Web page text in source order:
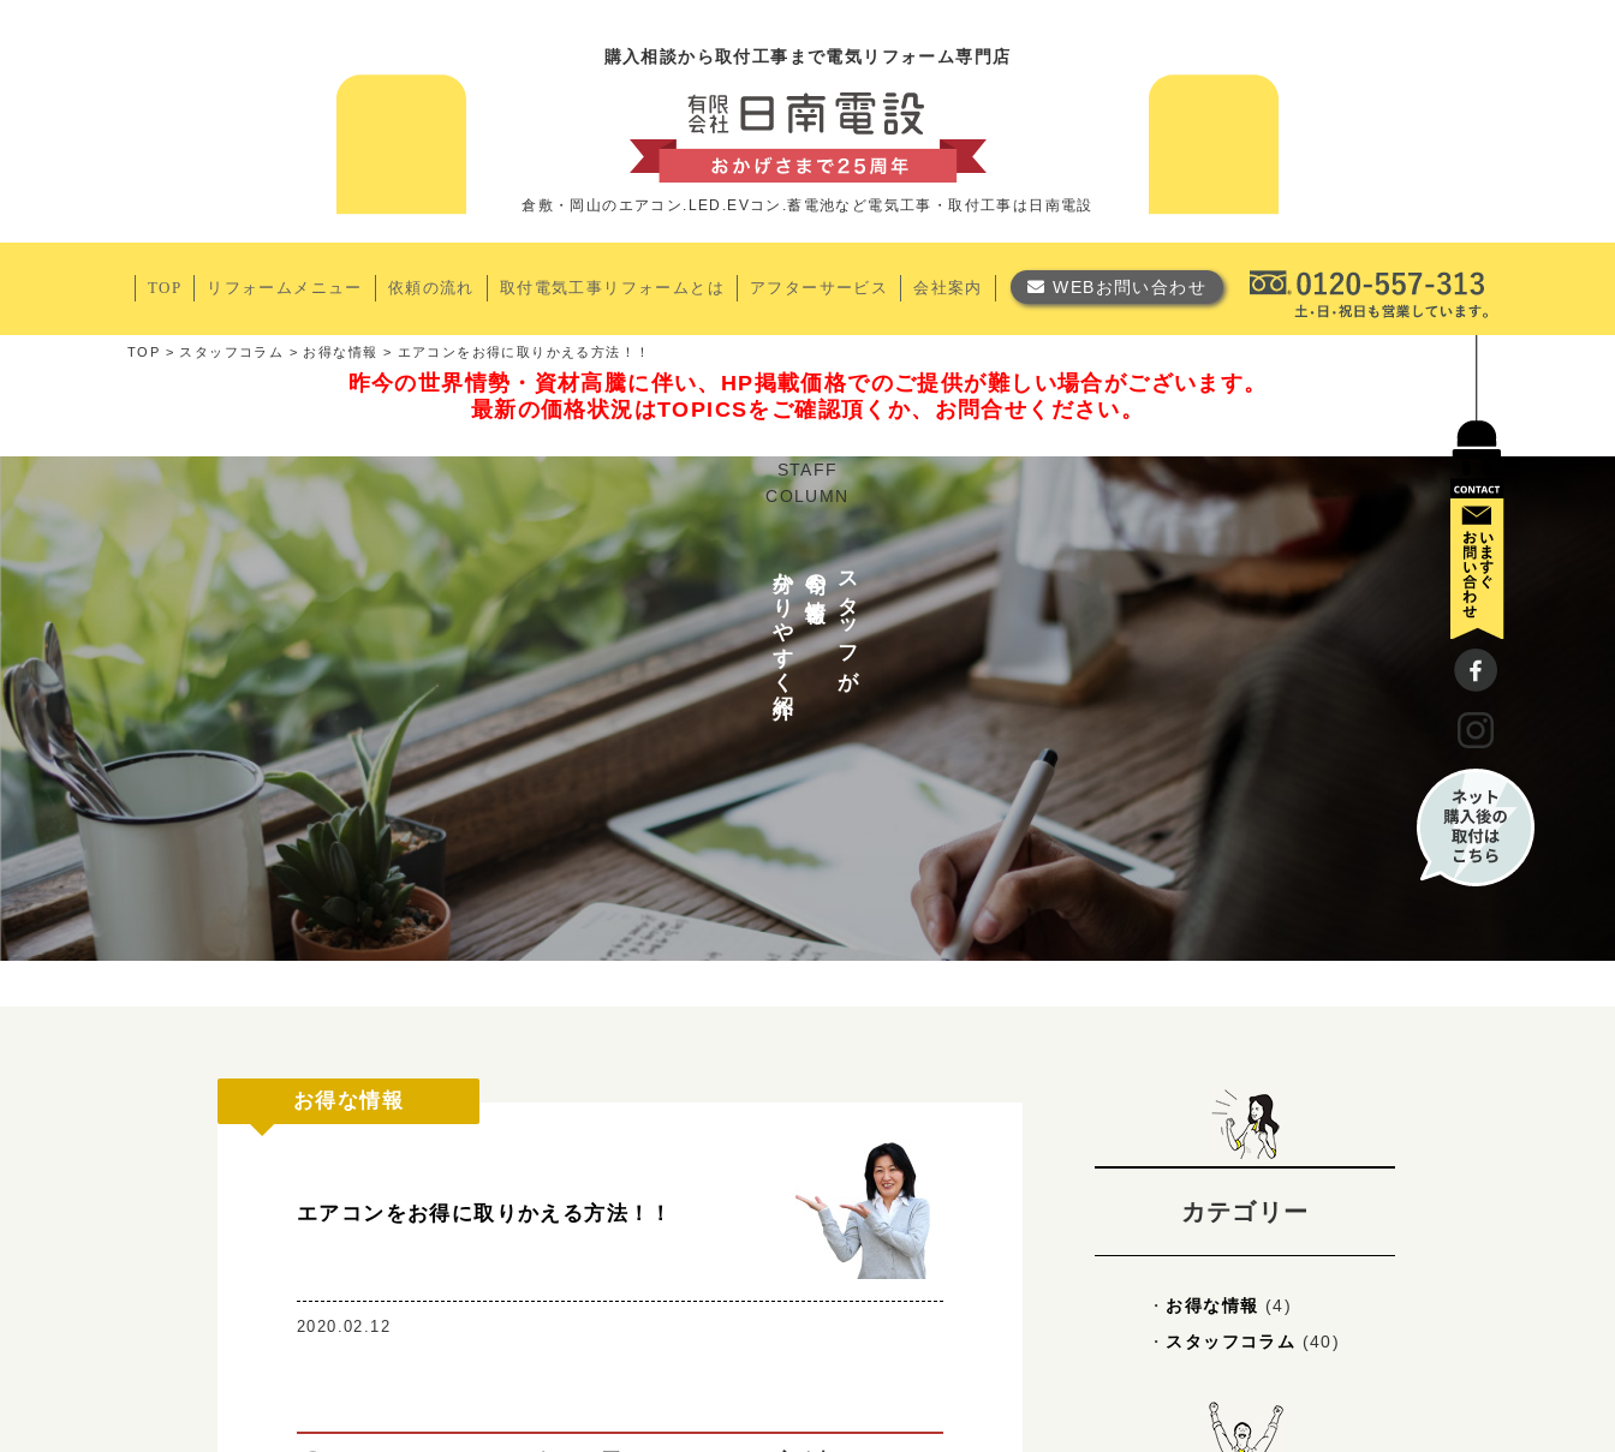
購入相談から取付工事まで電気リフォーム専門店
倉敷・岡山のエアコン.LED.EVコン.蓄電池など電気工事・取付工事は日南電設
TOP リフォームメニュー 依頼の流れ 取付電気工事リフォームとは アフターサービス 会社案内 WEBお問い合わせ
TOP > スタッフコラム > お得な情報 > エアコンをお得に取りかえる方法！！
昨今の世界情勢・資材高騰に伴い、HP掲載価格でのご提供が難しい場合がございます。
最新の価格状況はTOPICSをご確認頂くか、お問合せください。
スタッフが
今旬の情報を
分かりやすく紹介
STAFF
COLUMN
お得な情報
エアコンをお得に取りかえる方法！！
2020.02.12
カテゴリー
お得な情報 (4)
スタッフコラム (40)